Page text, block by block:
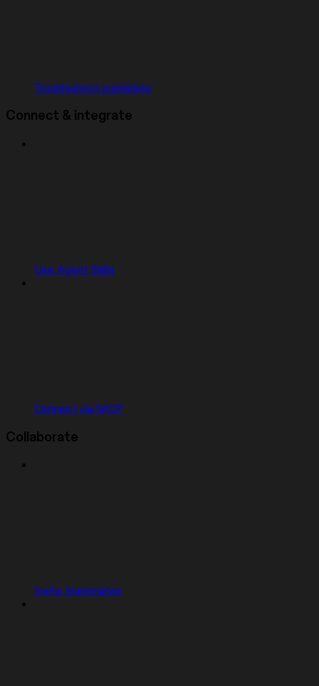
Troubleshoot publishing
Connect & integrate
Use Agent Skills
Connect via MCP
Collaborate
Invite teammates